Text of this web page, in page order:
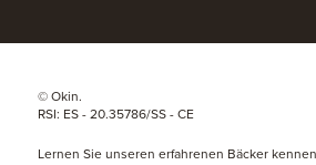
© Okin.
RSI: ES - 20.35786/SS - CE
Lernen Sie unseren erfahrenen Bäcker kennen